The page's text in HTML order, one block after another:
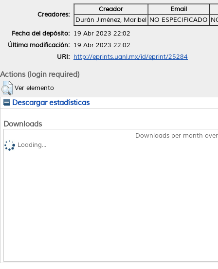
Creadores:
Creador
Email
Durán Jiménez, Maribel NO ESPECIFICADO
Fecha del depósito: 19 Abr 2023 22:02
Última modificación: 19 Abr 2023 22:02
URI: http://eprints.uanl.mx/id/eprint/25284
Actions (login required)
Ver elemento
Descargar estadísticas
Downloads
Downloads per month
Loading...